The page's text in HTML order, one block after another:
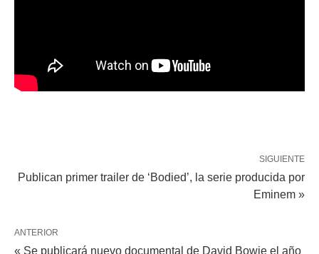
SIGUIENTE
Publican primer trailer de ‘Bodied’, la serie producida por
Eminem »
ANTERIOR
« Se publicará nuevo documental de David Bowie el año